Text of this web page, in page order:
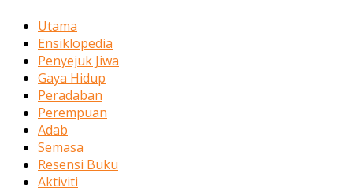
Utama
Ensiklopedia
Penyejuk Jiwa
Gaya Hidup
Peradaban
Perempuan
Adab
Semasa
Resensi Buku
Aktiviti